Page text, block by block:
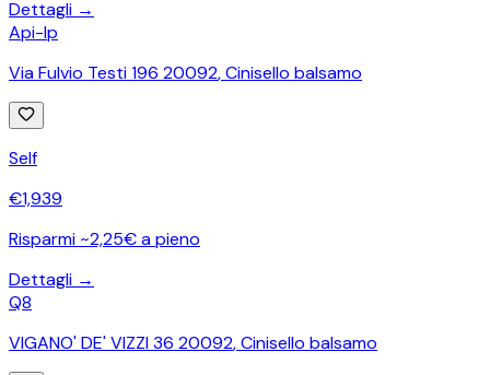
Dettagli →
Api-Ip
Via Fulvio Testi 196 20092,Cinisello balsamo
Self
€1,939
Risparmi ~2,25€ a pieno
Dettagli →
Q8
VIGANO' DE' VIZZI 36 20092,Cinisello balsamo